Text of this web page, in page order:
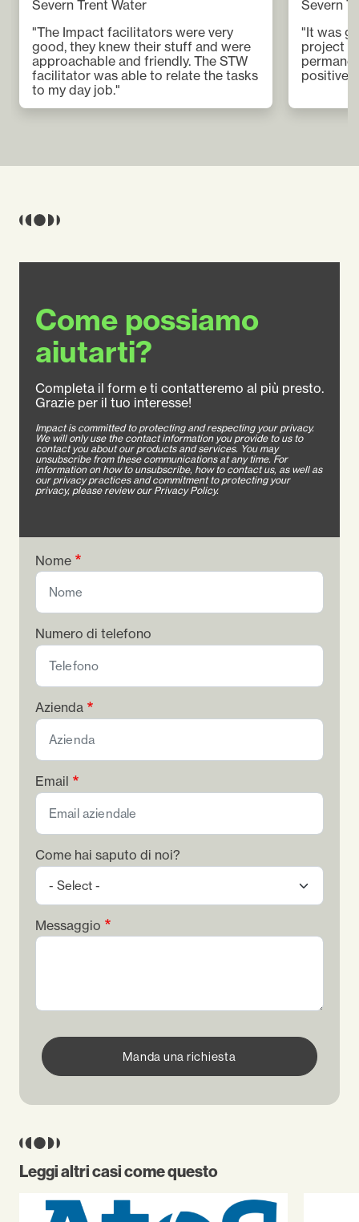
Severn Trent Water
"The Impact facilitators were very
good, they knew their stuff and were
approachable and friendly. The STW
facilitator was able to relate the tasks
to my day job."
Severn
"It was
project
positive
Come possiamo
aiutarti?
Completa il form e ti contatteremo al più presto.
Grazie per il tuo interesse!
Impact is committed to protecting and respecting your privacy.
We will only use the contact information you provide to us to
contact you about our products and services. You may
unsubscribe from these communications at any time. For
information on how to unsubscribe, how to contact us, as well as
our privacy practices and commitment to protecting your
privacy, please review our Privacy Policy.
Nome
Numero di telefono
Azienda
Email
Come hai saputo di noi?
Messaggio
Manda una richiesta
Leggi altri casi come questo